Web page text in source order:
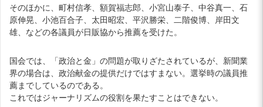
そのほかに、町村信孝、額賀福志郎、小宮山泰子、中谷真一、石
原伸晃、小池百合子、太田昭宏、平沢勝栄、二階俊博、岸田文
雄、などの各議員が日販協から推薦を受けた。
国会では、「政治と金」の問題が取りざたされているが、新聞業
界の場合は、政治献金の提供だけではすまない。選挙時の議員推
薦までしているのである。
これではジャーナリズムの役割を果たすことはできない。